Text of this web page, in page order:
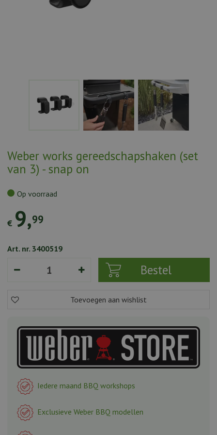
Weber works gereedschapshaken (set
van 3) - snap on
€ 9,99
Op voorraad
Art. nr. 3400519
Iedere maand BBQ workshops
Exclusieve Weber BBQ modellen